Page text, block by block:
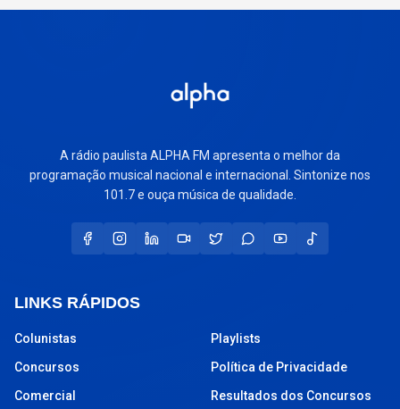
A rádio paulista ALPHA FM apresenta o melhor da
programação musical nacional e internacional. Sintonize nos
101.7 e ouça música de qualidade.
LINKS RÁPIDOS
Colunistas
Concursos
Comercial
Playlists
Política de Privacidade
Resultados dos Concursos